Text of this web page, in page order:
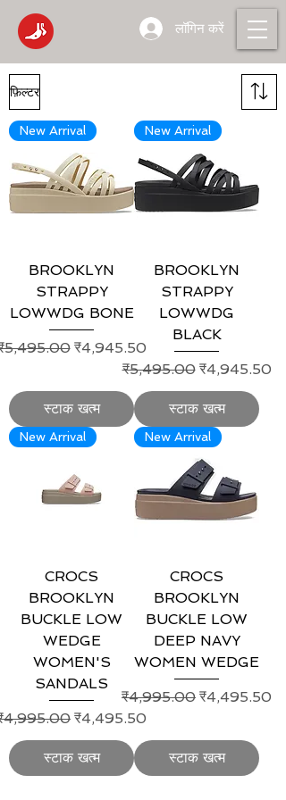
लॉगिन करें
फ़िल्टर
New Arrival
BROOKLYN
STRAPPY
LOWWDG BONE
मूल्य
बिक्री मूल्य
₹4,945.50
स्टाक खत्म
New Arrival
BROOKLYN
STRAPPY
LOWWDG
BLACK
नियमित मूल्य
₹5,495.00 बिक्री मूल्य
₹4,945.50
स्टाक खत्म
New Arrival
CROCS
BROOKLYN
BUCKLE LOW
WEDGE
WOMEN'S
SANDALS
मूल्य
बिक्री मूल्य
₹4,495.50
स्टाक खत्म
New Arrival
CROCS
BROOKLYN
BUCKLE LOW
DEEP NAVY
WOMEN WEDGE
नियमित मूल्य
₹4,995.00 बिक्री मूल्य
₹4,495.50
स्टाक खत्म